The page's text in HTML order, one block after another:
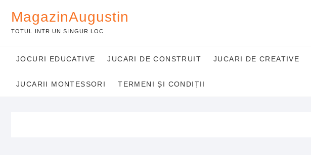
content
MagazinAugustin
TOTUL INTR UN SINGUR LOC
JOCURI EDUCATIVE JUCARI DE CONSTRUIT JUCARI DE CREATIVE
JUCARII MONTESSORI TERMENI ȘI CONDIȚII